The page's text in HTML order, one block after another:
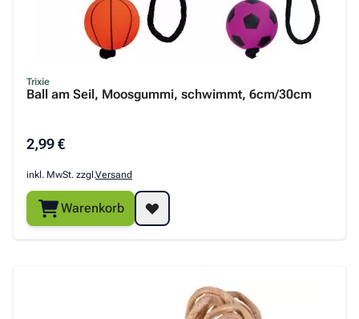
Trixie
Ball am Seil, Moosgummi, schwimmt, 6cm/30cm
2,99 €
inkl. MwSt. zzgl.Versand
Warenkorb